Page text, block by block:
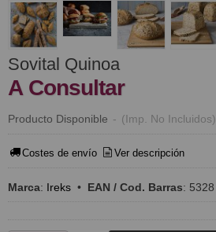
Sovital Quinoa
A Consultar
Producto Disponible - (Imp. No Incluidos)
Costes de envío Ver descripción
Marca: Ireks • EAN / Cod. Barras: 5328